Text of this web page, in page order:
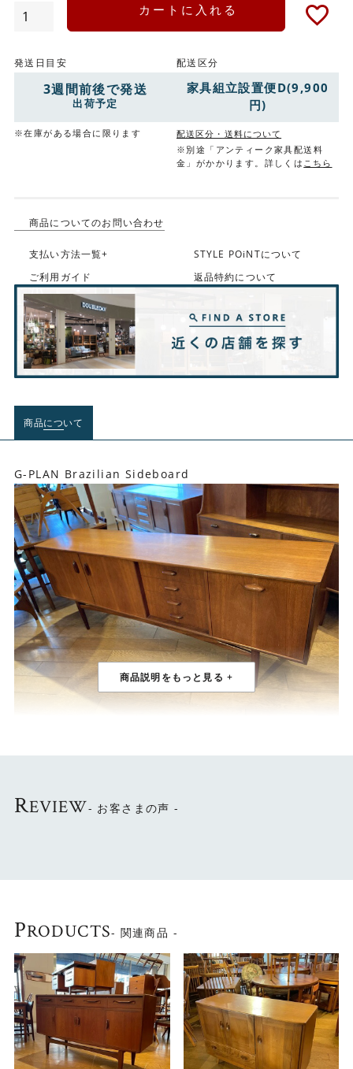
カートに入れる
発送日目安
3週間前後で発送
出荷予定
※在庫がある場合に限ります
配送区分
家具組立設置便D(9,900
円)
配送区分・送料について
※別途「アンティーク家具配送料
金」がかかります。詳しくは こちら
商品についてのお問い合わせ
支払い方法一覧+
STYLE POiNTについて
ご利用ガイド
返品特約について
商品について
G-PLAN Brazilian Sideboard
ド。
す。
幅2メートルを超えるサイズは壁面を一気にコーディネイト
（北欧系デザインの家具シリーズの総称がG-PLAN)
英国で初めてスカンジナビアンスタイル（北欧デザイン）
を取り入れ
1953年からスタートしたこのシリーズは、1960年にかけ
て英国で大流行しました。
REVIEW- お客さまの声 -
PRODUCTS- 関連商品 -